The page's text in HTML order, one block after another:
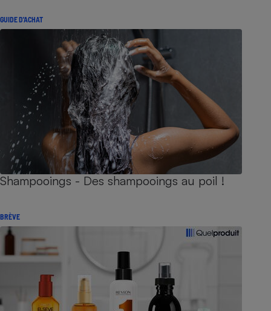
GUIDE D'ACHAT
Shampooings - Des shampooings au poil !
BRÈVE